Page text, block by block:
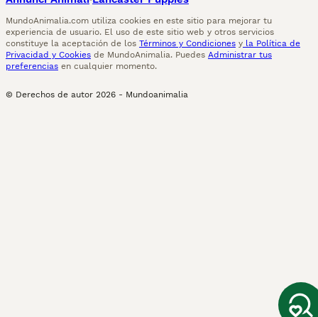
MundoAnimalia.com utiliza cookies en este sitio para mejorar tu
experiencia de usuario. El uso de este sitio web y otros servicios
constituye la aceptación de los Términos y Condiciones y la Política de
Privacidad y Cookies de MundoAnimalia. Puedes Administrar tus
preferencias en cualquier momento.
© Derechos de autor 2026 - Mundoanimalia